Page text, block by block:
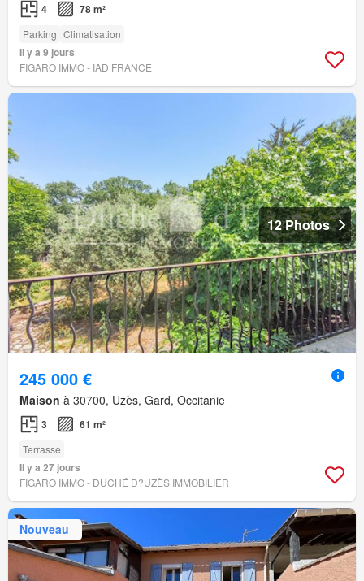
4 78 m²
Parking Climatisation
Il y a 9 jours
FIGARO IMMO - IAD FRANCE
12 Photos
245 000 €
Maison à 30700, Uzès, Gard, Occitanie
3 61 m²
Terrasse
Il y a 27 jours
FIGARO IMMO - DUCHÉ D?UZÈS IMMOBILIER
Nouveau